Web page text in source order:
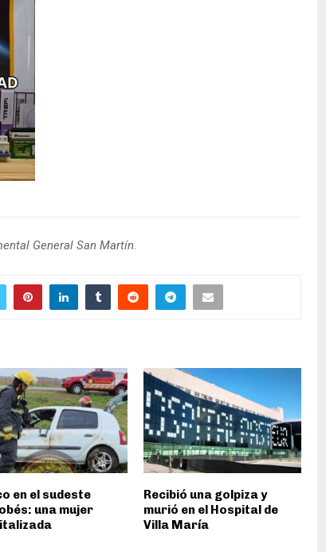
General San Martín.
en el sudeste
una mujer
Recibió una golpiza y
murió en el Hospital de
Villa María